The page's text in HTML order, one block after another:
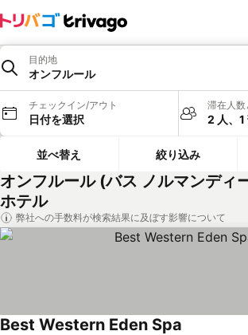
目的地
オンフルール
チェックイン/アウト
日付を選択
滞在人数
2 人、1
並べ替え 絞り込み
オンフルール (バス ノルマンディ
ホテル
弊社への手数料が検索結果に及ぼす影響について
Best Western Eden Spa